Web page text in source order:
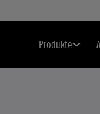
Produkte